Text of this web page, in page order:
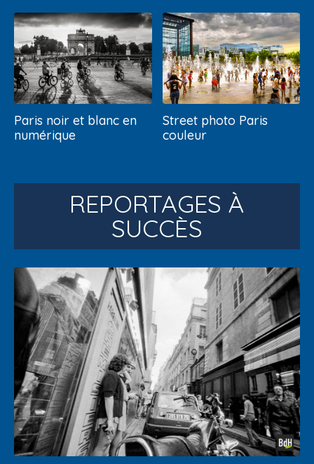
Paris noir et blanc en
numérique
Street photo Paris
couleur
REPORTAGES À
SUCCÈS